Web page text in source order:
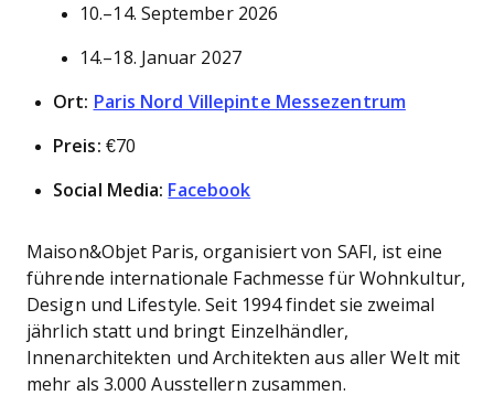
10.–14. September 2026
14.–18. Januar 2027
Ort: Paris Nord Villepinte Messezentrum
Preis: €70
Social Media: Facebook
Maison&Objet Paris, organisiert von SAFI, ist eine
führende internationale Fachmesse für Wohnkultur,
Design und Lifestyle. Seit 1994 findet sie zweimal
jährlich statt und bringt Einzelhändler,
Innenarchitekten und Architekten aus aller Welt mit
mehr als 3.000 Ausstellern zusammen.